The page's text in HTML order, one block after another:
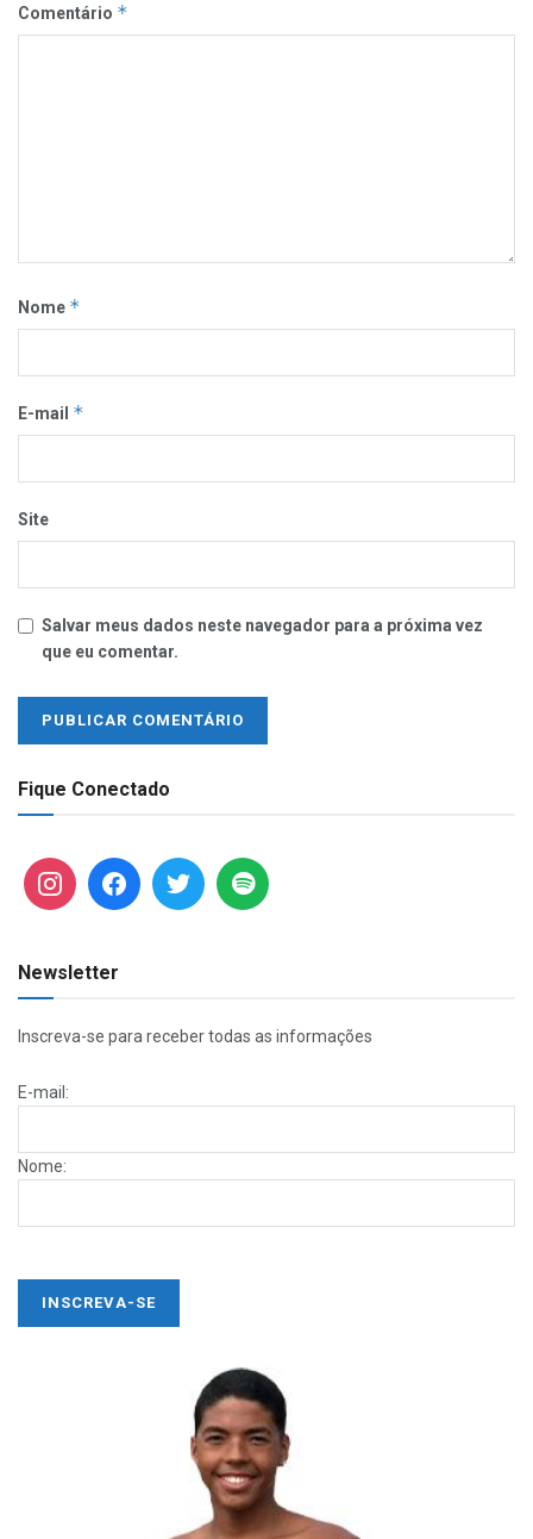
Comentário *
Nome *
E-mail *
Site
Salvar meus dados neste navegador para a próxima vez
que eu comentar.
Fique Conectado
Newsletter
Inscreva-se para receber todas as informações
E-mail:
Nome: